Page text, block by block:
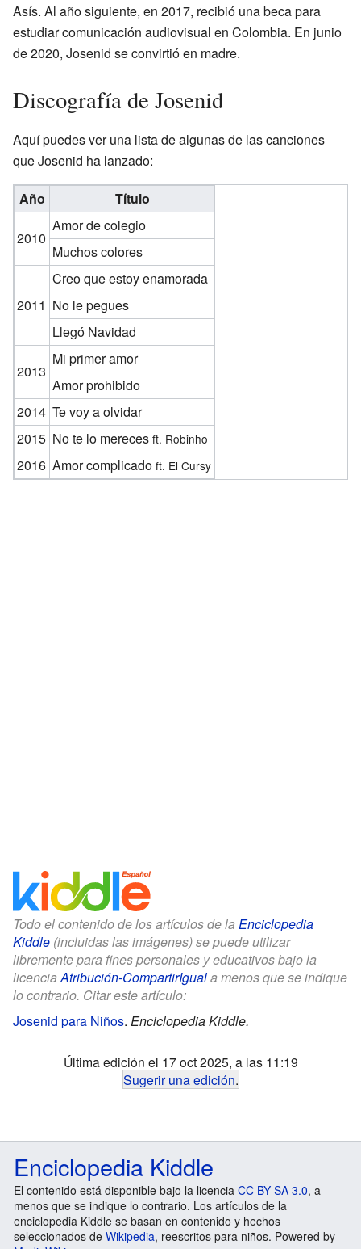
Asís. Al año siguiente, en 2017, recibió una beca para
estudiar comunicación audiovisual en Colombia. En junio
de 2020, Josenid se convirtió en madre.
Discografía de Josenid
Aquí puedes ver una lista de algunas de las canciones
que Josenid ha lanzado:
Año Título
2010
Amor de colegio
Muchos colores
2011
Creo que estoy enamorada
No le pegues
Llegó Navidad
2013
Mi primer amor
Amor prohibido
2014 Te voy a olvidar
2015 No te lo merecesft. Robinho
2016 Amor complicadoft. El Cursy
Todo el contenido de los artículos de la Enciclopedia
Kiddle (incluidas las imágenes) se puede utilizar
libremente para fines personales y educativos bajo la
licenciaAtribución-CompartirIguala menos que se indique
lo contrario. Citar este artículo:
Josenid para Niños. Enciclopedia Kiddle.
Última edición el 17 oct 2025, a las 11:19
Sugerir una edición.
Enciclopedia Kiddle
El contenido está disponible bajo la licencia CC BY-SA 3.0, a
menos que se indique lo contrario. Los artículos de la
enciclopedia Kiddle se basan en contenido y hechos
seleccionados de Wikipedia, reescritos para niños. Powered by